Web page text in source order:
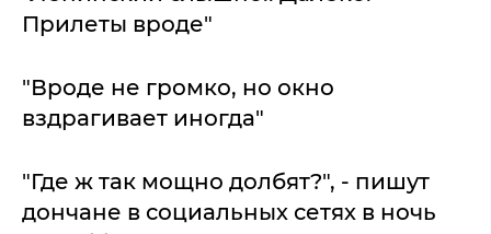
Прилеты вроде"
"Вроде не громко, но окно
вздрагивает иногда"
"Где ж так мощно долбят?", - пишут
дончане в социальных сетях в ночь